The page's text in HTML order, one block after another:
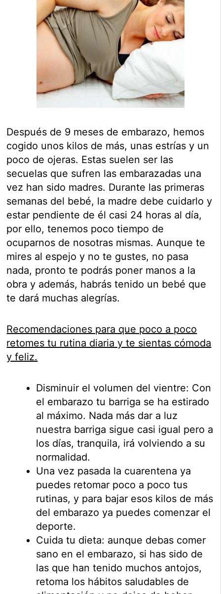
Después de 9 meses de embarazo, hemos
cogido unos kilos de más, unas estrías y un
poco de ojeras. Estas suelen ser las
secuelas que sufren las embarazadas una
vez han sido madres. Durante las primeras
semanas del bebé, la madre debe cuidarlo y
estar pendiente de él casi 24 horas al día,
por ello, tenemos poco tiempo de
ocuparnos de nosotras mismas. Aunque te
mires al espejo y no te gustes, no pasa
nada, pronto te podrás poner manos a la
obra y además, habrás tenido un bebé que
te dará muchas alegrías.
Recomendaciones para que poco a poco
retomes tu rutina diaria y te sientas cómoda
y feliz.
Disminuir el volumen del vientre: Con
el embarazo tu barriga se ha estirado
al máximo. Nada más dar a luz
nuestra barriga sigue casi igual pero a
los días, tranquila, irá volviendo a su
normalidad.
Una vez pasada la cuarentena ya
puedes retomar poco a poco tus
rutinas, y para bajar esos kilos de más
del embarazo ya puedes comenzar el
deporte.
Cuida tu dieta: aunque debas comer
sano en el embarazo, si has sido de
las que han tenido muchos antojos,
retoma los hábitos saludables de